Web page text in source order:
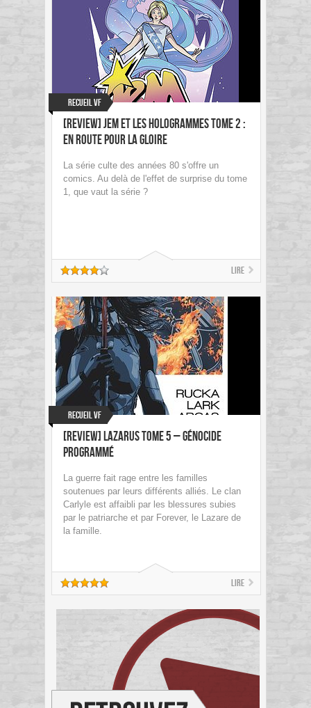
Recueil VF
[review] Jem et les Hologrammes Tome 2 :
En route pour la gloire
La série culte des années 80 s'offre un
comics. Au delà de l'effet de surprise du tome
1, que vaut la série ?
Lire
Recueil VF
[review] Lazarus tome 5 – Génocide
programmé
La guerre fait rage entre les familles
soutenues par leurs différents alliés. Le clan
Carlyle est affaibli par les blessures subies
par le patriarche et par Forever, le Lazare de
la famille.
Lire